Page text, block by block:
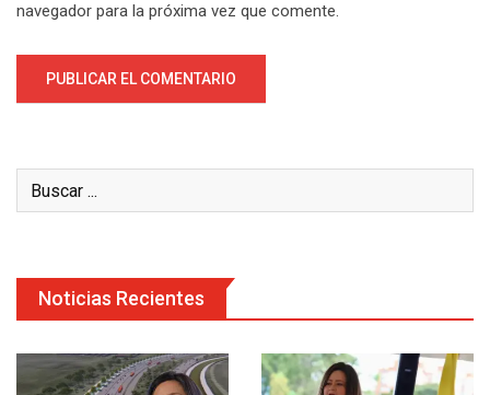
navegador para la próxima vez que comente.
Noticias Recientes